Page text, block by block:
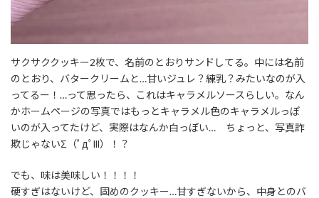
サクサククッキー2枚で、名前のとおりサンドしてる。中には名前
のとおり、バタークリームと…甘いジュレ？練乳？みたいなのが入
ってるー！…って思ったら、これはキャラメルソースらしい。なん
かホームページの写真ではもっとキャラメル色のキャラメルっぽ
いのが入ってたけど、実際はなんか白っぽい… ちょっと、写真詐
欺じゃないΣ（ﾟдﾟlll）！？
でも、味は美味しい！！！！
硬すぎはないけど、固めのクッキー…甘すぎないから、中身とのバ